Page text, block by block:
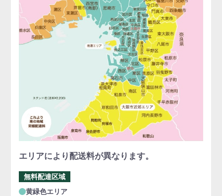
エリアにより配送料が異なります。
無料配達区域
黄緑色エリア